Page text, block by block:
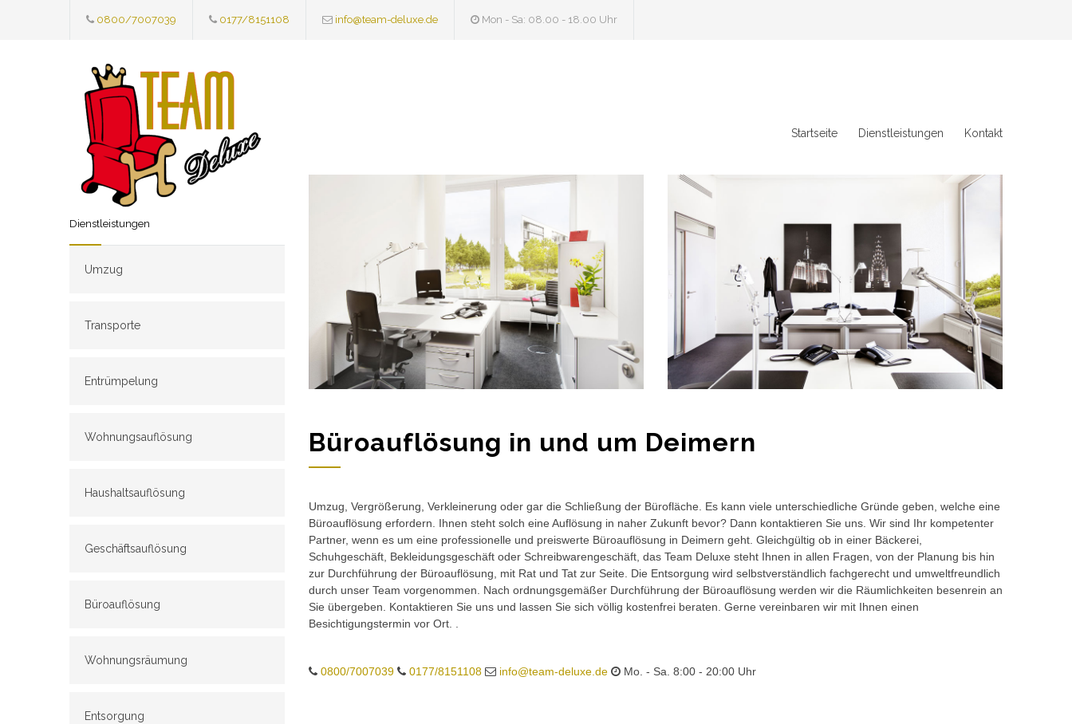
0800/7007039 0177/8151108 info@team-deluxe.de Mon - Sa: 08.00 - 18.00 Uhr
Startseite Dienstleistungen Kontakt
Dienstleistungen
Umzug
Transporte
Entrümpelung
Wohnungsauflösung
Haushaltsauflösung
Geschäftsauflösung
Büroauflösung
Wohnungsräumung
Entsorgung
Büroauflösung in und um Deimern
Umzug, Vergrößerung, Verkleinerung oder gar die Schließung der Bürofläche. Es kann viele unterschiedliche Gründe geben, welche eine
Büroauflösung erfordern. Ihnen steht solch eine Auflösung in naher Zukunft bevor? Dann kontaktieren Sie uns. Wir sind Ihr kompetenter
Partner, wenn es um eine professionelle und preiswerte Büroauflösung in Deimern geht. Gleichgültig ob in einer Bäckerei,
Schuhgeschäft, Bekleidungsgeschäft oder Schreibwarengeschäft, das Team Deluxe steht Ihnen in allen Fragen, von der Planung bis hin
zur Durchführung der Büroauflösung, mit Rat und Tat zur Seite. Die Entsorgung wird selbstverständlich fachgerecht und umweltfreundlich
durch unser Team vorgenommen. Nach ordnungsgemäßer Durchführung der Büroauflösung werden wir die Räumlichkeiten besenrein an
Sie übergeben. Kontaktieren Sie uns und lassen Sie sich völlig kostenfrei beraten. Gerne vereinbaren wir mit Ihnen einen
Besichtigungstermin vor Ort. .
0800/7007039 0177/8151108 info@team-deluxe.de Mo. - Sa. 8:00 - 20:00 Uhr